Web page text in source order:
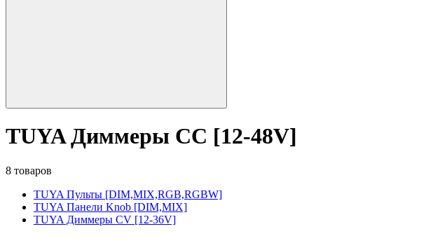
TUYA Диммеры CC [12-48V]
8 товаров
TUYA Пульты [DIM,MIX,RGB,RGBW]
TUYA Панели Knob [DIM,MIX]
TUYA Диммеры CV [12-36V]